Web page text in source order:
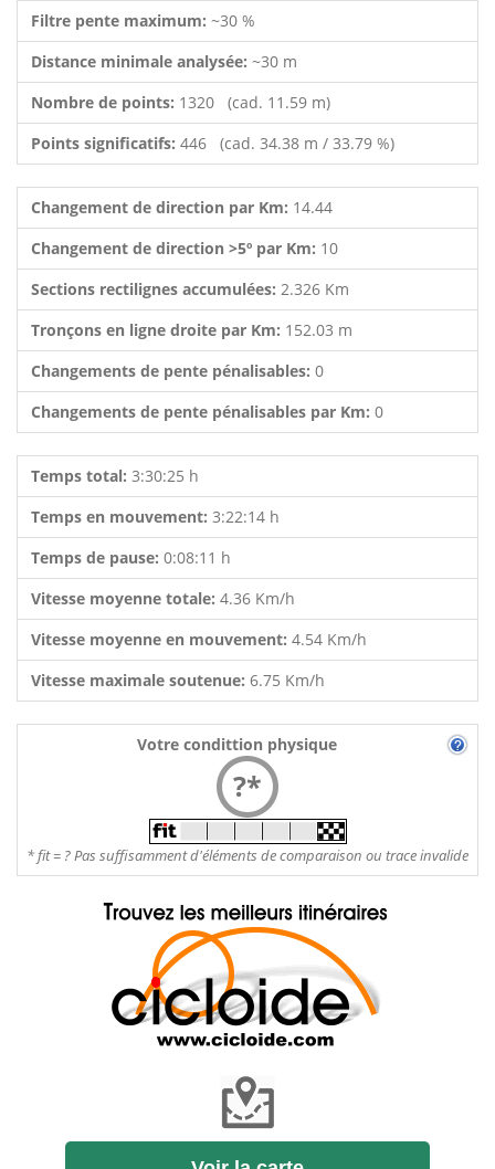
Filtre pente maximum: ~30 %
Distance minimale analysée: ~30 m
Nombre de points: 1320 (cad. 11.59 m)
Points significatifs: 446 (cad. 34.38 m / 33.79 %)
Changement de direction par Km: 14.44
Changement de direction >5º par Km: 10
Sections rectilignes accumulées: 2.326 Km
Tronçons en ligne droite par Km: 152.03 m
Changements de pente pénalisables: 0
Changements de pente pénalisables par Km: 0
Temps total: 3:30:25 h
Temps en mouvement: 3:22:14 h
Temps de pause: 0:08:11 h
Vitesse moyenne totale: 4.36 Km/h
Vitesse moyenne en mouvement: 4.54 Km/h
Vitesse maximale soutenue: 6.75 Km/h
Votre condittion physique
?*
* fit = ? Pas suffisamment d'éléments de comparaison ou trace invalide